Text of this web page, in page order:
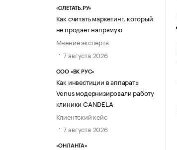
«СЛЕТАТЬ.РУ»
Как считать маркетинг, который
не продает напрямую
Мнение эксперта
7 августа 2026
ООО «ВК РУС»
Как инвестиции в аппараты
Venus модернизировали работу
клиники CANDELA
Клиентский кейс
7 августа 2026
«ОНЛАНТА»